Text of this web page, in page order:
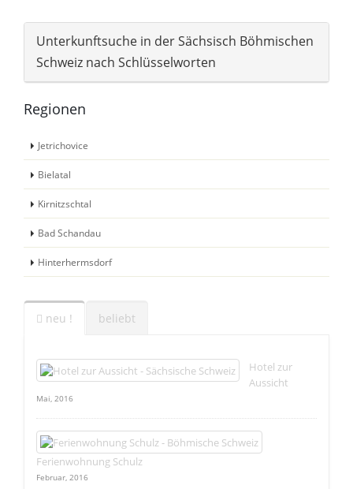
Unterkunftsuche in der Sächsisch Böhmischen
Schweiz nach Schlüsselworten
Regionen
Jetrichovice
Bielatal
Kirnitzschtal
Bad Schandau
Hinterhermsdorf
neu ! beliebt
Hotel zur
Aussicht
Mai, 2016
Ferienwohnung Schulz
Februar, 2016